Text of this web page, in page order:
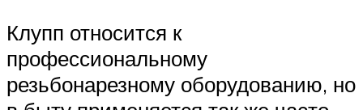
Клупп относится к
профессиональному
резьбонарезному оборудованию, но